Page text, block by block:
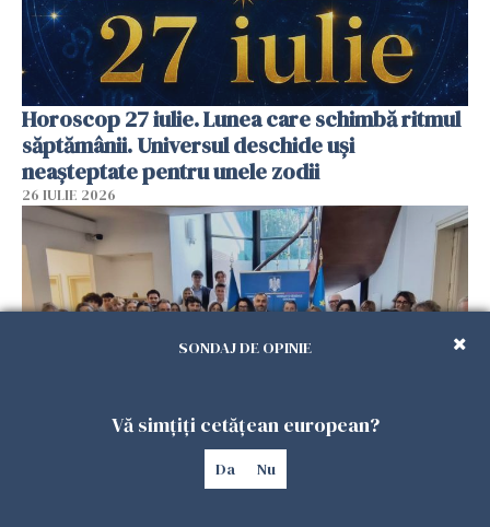
Horoscop 27 iulie. Lunea care schimbă ritmul
săptămânii. Universul deschide uși
neașteptate pentru unele zodii
26 IULIE 2026
Accidente, spitalizare sau alte urgențe?
Consulatul României la Roma promite
SONDAJ DE OPINIE
Vă simțiți cetățean european?
Da Nu